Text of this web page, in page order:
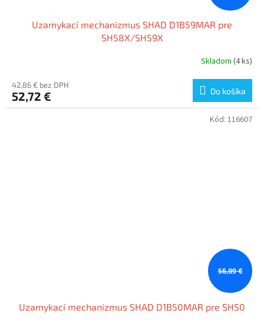
Uzamykací mechanizmus SHAD D1B59MAR pre
SH58X/SH59X
Skladom (4 ks)
42,86 € bez DPH
52,72 € Do košíka
56,89 €
Uzamykací mechanizmus SHAD D1B50MAR pre SH50
Kód: 116607